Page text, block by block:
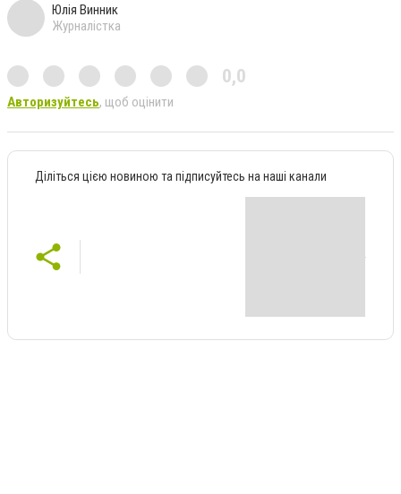
Юлія Винник
Журналістка
0,0
Авторизуйтесь, щоб оцінити
Діліться цією новиною та підписуйтесь на наші канали